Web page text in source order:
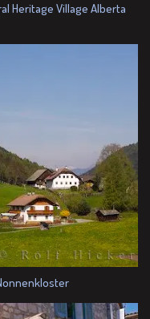
Heritage Village Alberta